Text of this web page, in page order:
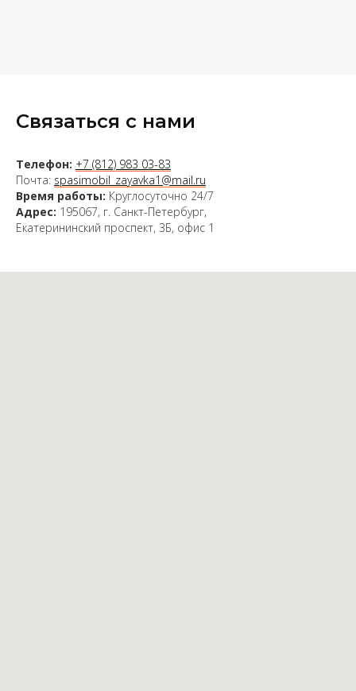
Связаться с нами
Телефон: +7 (812) 983 03-83
Почта: spasimobil_zayavka1@mail.ru
Время работы: Круглосуточно 24/7
Адрес: 195067, г. Санкт-Петербург,
Екатерининский проспект, 3Б, офис 1